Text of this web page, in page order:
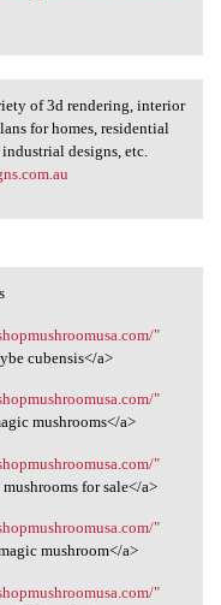
variety of
of 3d rendering, interior
for homes, residential
designs, etc.
"
cubensis</a>
"
mushrooms</a>
"
for sale</a>
"
mushroom</a>
"